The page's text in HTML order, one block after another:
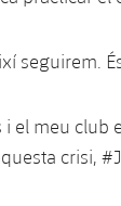
seguirem.
el meu club
crisi,